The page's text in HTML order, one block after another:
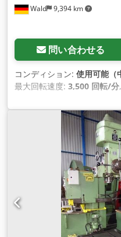
Wald 9,394 km
問い合わせる
コンディション: 使用可能（
最大回転速度: 3,500 回転/分